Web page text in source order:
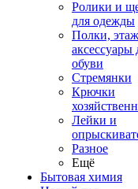
Ролики и
для одежды
Полки,
аксессуары
обуви
Стремянки
Крючки
Лейки и
Разное
Ещё
Бытовая химия